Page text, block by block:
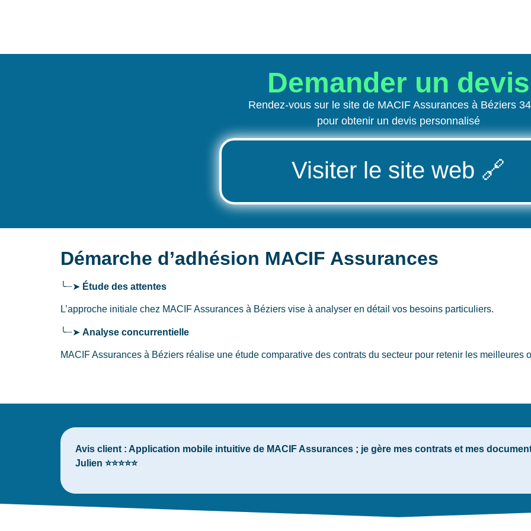
Demander un devis
Rendez-vous sur le site de MACIF Assurances à Béziers
pour obtenir un devis personnalisé
Visiter le site web 🔗
Démarche d’adhésion MACIF Assurances
╰┈➤ Étude des attentes
L’approche initiale chez MACIF Assurances à Béziers vise à analyser en détail vos besoins particuliers.
╰┈➤ Analyse concurrentielle
MACIF Assurances à Béziers réalise une étude comparative des contrats du secteur pour retenir les meilleures
Avis client : Application mobile intuitive de MACIF Assurances ; je gère mes contrats et mes
Julien ⭐⭐⭐⭐⭐